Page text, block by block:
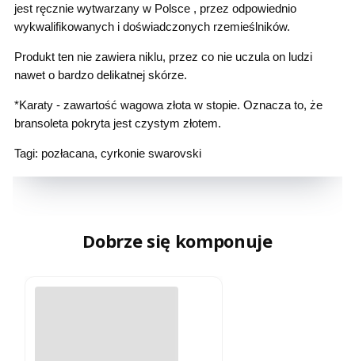
jest ręcznie wytwarzany w Polsce , przez odpowiednio
wykwalifikowanych i doświadczonych rzemieślników.
Produkt ten nie zawiera niklu, przez co nie uczula on ludzi
nawet o bardzo delikatnej skórze.
*Karaty - zawartość wagowa złota w stopie. Oznacza to, że
bransoleta pokryta jest czystym złotem.
Tagi: pozłacana, cyrkonie swarovski
Dobrze się komponuje